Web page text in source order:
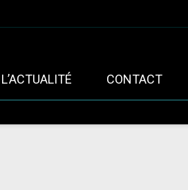
L’ACTUALITÉ CONTACT